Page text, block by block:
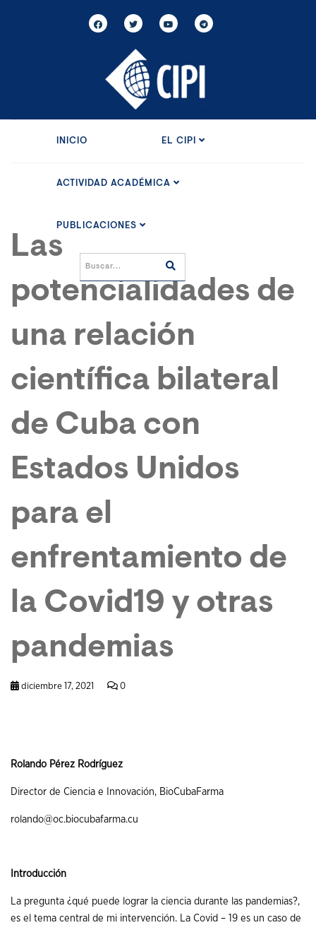
INICIO EL CIPI
ACTIVIDAD ACADÉMICA
PUBLICACIONES
Las
potencialidades de
una relación
científica bilateral
de Cuba con
Estados Unidos
para el
enfrentamiento de
la Covid19 y otras
pandemias
diciembre 17, 2021 0
Rolando Pérez Rodríguez
Director de Ciencia e Innovación, BioCubaFarma
rolando@oc.biocubafarma.cu
Introducción
La pregunta ¿qué puede lograr la ciencia durante las pandemias?,
es el tema central de mi intervención. La Covid – 19 es un caso de